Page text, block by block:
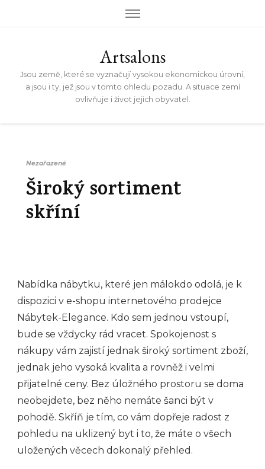
Artsalons
Jsou země, které se vyznačují vysokou ekonomickou úrovní,
a jsou i ty, jež jsou v tomto ohledu pozadu. A situace zemí
ovlivňuje i život jejich obyvatel.
Nezařazené
Široký sortiment
skříní
Nabídka nábytku, které jen málokdo odolá, je k
dispozici v e-shopu internetového prodejce
Nábytek-Elegance. Kdo sem jednou vstoupí,
bude se vždycky rád vracet. Spokojenost s
nákupy vám zajistí jednak široký sortiment zboží,
jednak jeho vysoká kvalita a rovněž i velmi
přijatelné ceny. Bez úložného prostoru se doma
neobejdete, bez něho nemáte šanci být v
pohodě. Skříň je tím, co vám dopřeje radost z
pohledu na uklizený byt i to, že máte o všech
uložených věcech dokonalý přehled.